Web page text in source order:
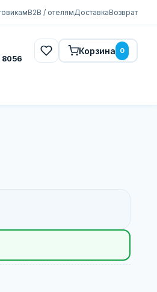
B2B / отелямДоставкаВозврат
8056
Корзина 0